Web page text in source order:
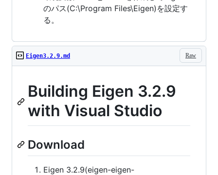
のパス(C:\Program Files\Eigen)を設定す
る。
Raw
Eigen3.2.9.md
Building Eigen 3.2.9
with Visual Studio
Download
Eigen 3.2.9(eigen-eigen-